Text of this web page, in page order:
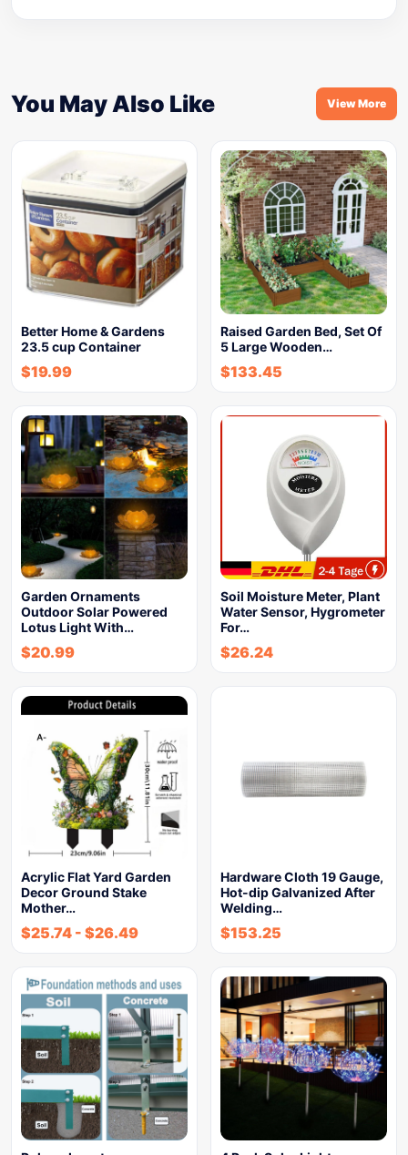
You May Also Like View More
Better Home & Gardens
23.5 cup Container
$19.99
Raised Garden Bed, Set Of
5 Large Wooden…
$133.45
Garden Ornaments
Outdoor Solar Powered
Lotus Light With…
$20.99
Soil Moisture Meter, Plant
Water Sensor, Hygrometer
For…
$26.24
Acrylic Flat Yard Garden
Decor Ground Stake
Mother…
$25.74 - $26.49
Hardware Cloth 19 Gauge,
Hot-dip Galvanized After
Welding…
$153.25